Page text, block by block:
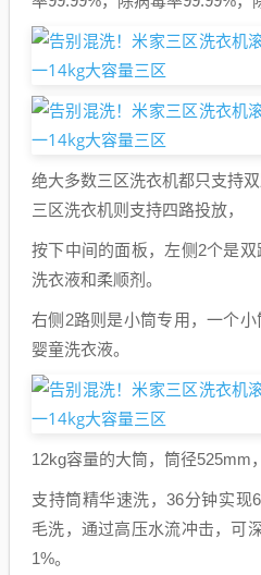
绝大多数三区洗衣机都只支持
三区洗衣机则支持四路投放，
按下中间的面板，左侧2个是
洗衣液和柔顺剂。
右侧2路则是小筒专用，一个
婴童洗衣液。
12kg容量的大筒，筒径525mm
支持筒精华速洗，36分钟实现
毛洗，通过高压水流冲击，可
1%。